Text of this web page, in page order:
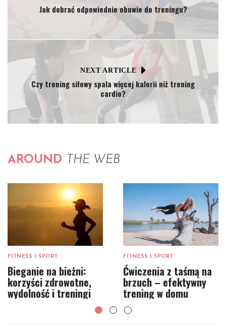
Jak dobrać odpowiednie obuwie do treningu?
NEXT ARTICLE
Czy trening siłowy spala więcej kalorii niż trening
cardio?
AROUND THE WEB
FITNESS I SPORT
Bieganie na bieżni:
korzyści zdrowotne,
wydolność i treningi
FITNESS I SPORT
Ćwiczenia z taśmą na
brzuch – efektywny
trening w domu